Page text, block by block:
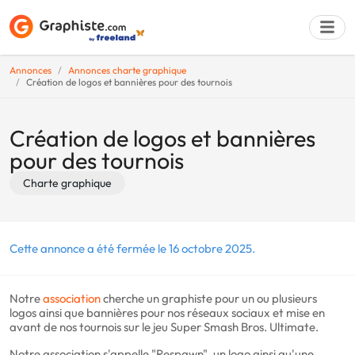
Annonces
Annonces charte graphique
Création de logos et bannières pour des tournois
Création de logos et bannières
pour des tournois
Charte graphique
Cette annonce a été fermée le 16 octobre 2025.
Notreassociationcherche un graphiste pour un ou plusieurs
logos ainsi que bannières pour nos réseaux sociaux et mise en
avant de nos tournois sur le jeu Super Smash Bros. Ultimate.